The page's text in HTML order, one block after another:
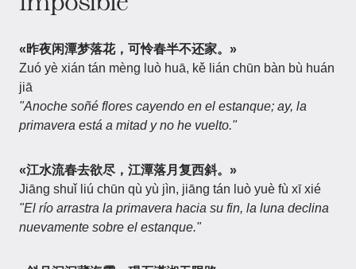
«昨夜闲潭梦落花，可怜春半不还家。»
Zuó yè xián tán mèng luò huā, kě lián chūn bàn bù huán
jiā
"Anoche soñé flores cayendo en el estanque; ay, la
primavera está a mitad y no he vuelto."
«江水流春去欲尽，江潭落月复西斜。»
Jiāng shuǐ liú chūn qù yù jìn, jiāng tán luò yuè fù xī xié
"El río arrastra la primavera hacia su fin, la luna declina
nuevamente sobre el estanque."